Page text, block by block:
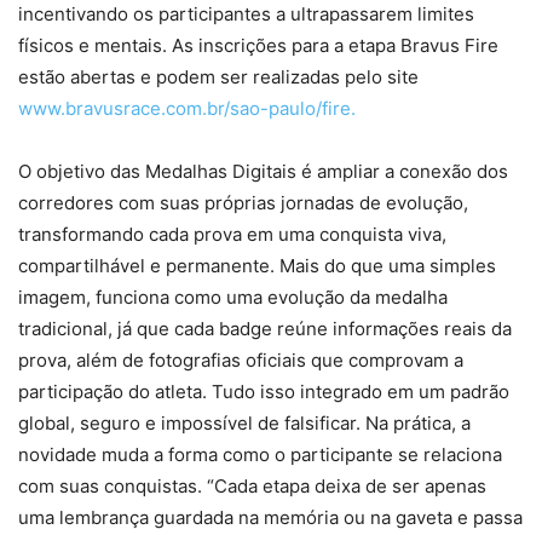
incentivando os participantes a ultrapassarem limites
físicos e mentais. As inscrições para a etapa Bravus Fire
estão abertas e podem ser realizadas pelo site
www.bravusrace.com.br/sao-paulo/fire.
O objetivo das Medalhas Digitais é ampliar a conexão dos
corredores com suas próprias jornadas de evolução,
transformando cada prova em uma conquista viva,
compartilhável e permanente. Mais do que uma simples
imagem, funciona como uma evolução da medalha
tradicional, já que cada badge reúne informações reais da
prova, além de fotografias oficiais que comprovam a
participação do atleta. Tudo isso integrado em um padrão
global, seguro e impossível de falsificar. Na prática, a
novidade muda a forma como o participante se relaciona
com suas conquistas. “Cada etapa deixa de ser apenas
uma lembrança guardada na memória ou na gaveta e passa